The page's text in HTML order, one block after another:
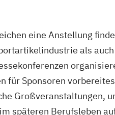
eine Anstellung
als
für Sponsoren
Großveranstaltungen,
späteren Berufsleben